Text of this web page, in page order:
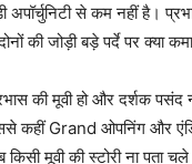
अपॉर्चुनिटी से कम नहीं है।
की जोड़ी बड़े पर्दे पर क्या
की मूवी हो और दर्शक
कहीं Grand ओपनिंग और
मूवी की स्टोरी ना